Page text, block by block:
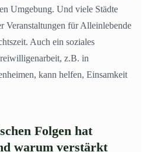
Umgebung. Und viele Städte
Veranstaltungen für Alleinlebende
Auch ein soziales
z.B. in
kann helfen, Einsamkeit
Folgen hat
warum verstärkt